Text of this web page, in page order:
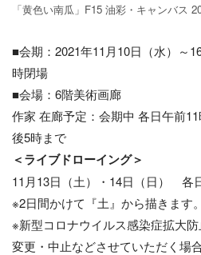
「黄色い南瓜」F15 油彩・キャンバス
■会期：2021年11月10日（水）～
時閉場
■会場：6階美術画廊
作家 在廊予定：会期中 各日午前
後5時まで
＜ライブドローイング＞
11月13日（土）・14日（日） 各
※2日間かけて『土』から描きます。
※新型コロナウイルス感染症拡大
変更・中止などさせていただく場